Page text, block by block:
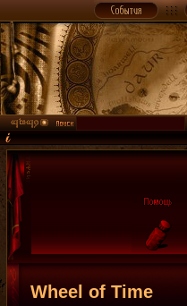
Wheel of Time